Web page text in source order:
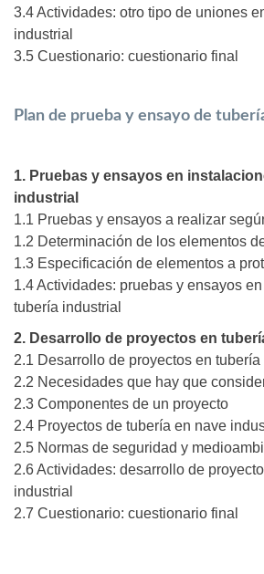
3.4 Actividades: otro tipo de uniones
industrial
3.5 Cuestionario: cuestionario final
Plan de prueba y ensayo de
1. Pruebas y ensayos en
industrial
1.1 Pruebas y ensayos a realizar
1.2 Determinación de los elementos
1.3 Especificación de elementos a
1.4 Actividades: pruebas y ensayos
tubería industrial
2. Desarrollo de proyectos en
2.1 Desarrollo de proyectos en tubería
2.2 Necesidades que hay que
2.3 Componentes de un proyecto
2.4 Proyectos de tubería en nave
2.5 Normas de seguridad y
2.6 Actividades: desarrollo de
industrial
2.7 Cuestionario: cuestionario final